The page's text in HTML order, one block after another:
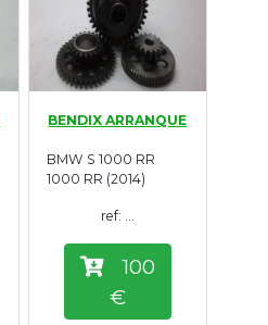
BENDIX ARRANQUE
BMW S 1000 RR
1000 RR (2014)
ref: ...
100
€